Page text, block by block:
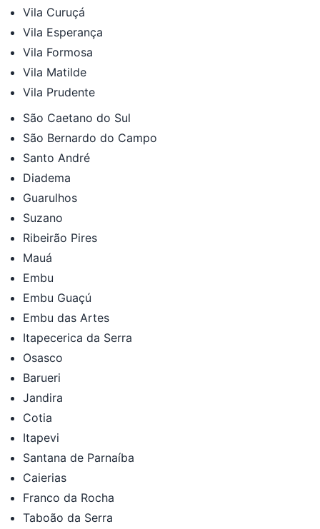
Vila Curuçá
Vila Esperança
Vila Formosa
Vila Matilde
Vila Prudente
São Caetano do Sul
São Bernardo do Campo
Santo André
Diadema
Guarulhos
Suzano
Ribeirão Pires
Mauá
Embu
Embu Guaçú
Embu das Artes
Itapecerica da Serra
Osasco
Barueri
Jandira
Cotia
Itapevi
Santana de Parnaíba
Caierias
Franco da Rocha
Taboão da Serra